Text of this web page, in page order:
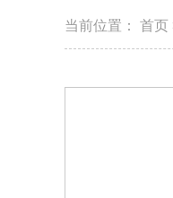
当前位置： 首页